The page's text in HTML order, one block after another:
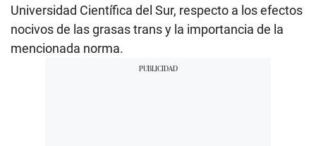
Universidad Científica del Sur, respecto a los efectos
nocivos de las grasas trans y la importancia de la
mencionada norma.